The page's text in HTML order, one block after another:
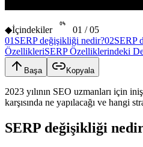
◆İçindekiler
0%
01 /05
01 SERP değişikliği nedir?02SERP
ÖzellikleriSERP Özelliklerindeki
Başa Kopyala
2023 yılının SEO uzmanları için
karşısında ne yapılacağı ve hangi
SERP değişikliği